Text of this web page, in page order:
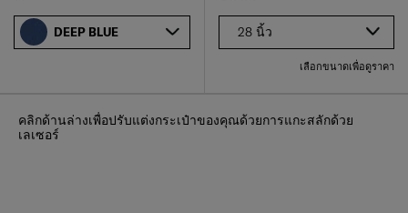
28 นิ้ว
เลือกขนาดเพื่อดูราคา
DEEP BLUE
คลิกด้านล่างเพื่อปรับแต่งกระเป๋าของคุณด้วยการแกะสลักด้วย
เลเซอร์